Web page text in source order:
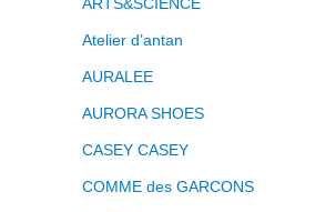
Atelier d’antan
AURALEE
AURORA SHOES
CASEY CASEY
COMME des GARCONS